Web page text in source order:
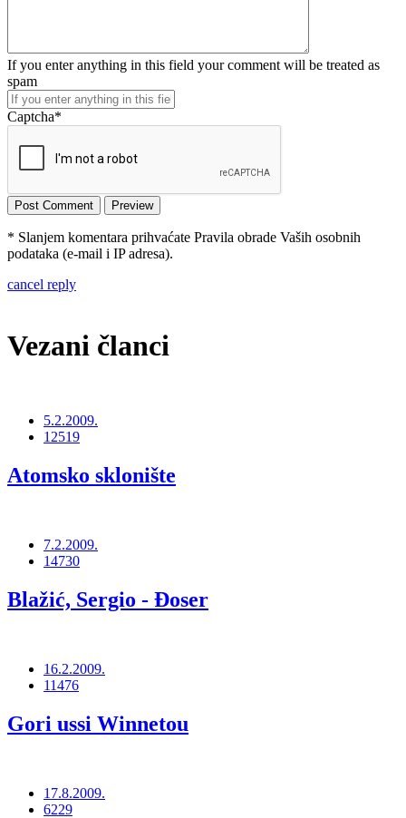
If you enter anything in this field your comment will be treated as
spam
Captcha*
* Slanjem komentara prihvaćate Pravila obrade Vaših osobnih
podataka (e-mail i IP adresa).
cancel reply
Vezani članci
5.2.2009.
12519
Atomsko sklonište
7.2.2009.
14730
Blažić, Sergio - Đoser
16.2.2009.
11476
Gori ussi Winnetou
17.8.2009.
6229